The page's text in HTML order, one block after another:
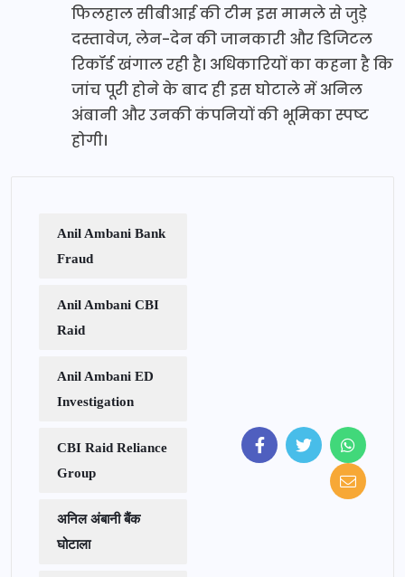
फिलहाल सीबीआई की टीम इस मामले से जुड़े
दस्तावेज, लेन-देन की जानकारी और डिजिटल
रिकॉर्ड खंगाल रही है। अधिकारियों का कहना है कि
जांच पूरी होने के बाद ही इस घोटाले में अनिल
अंबानी और उनकी कंपनियों की भूमिका स्पष्ट
होगी।
Anil Ambani Bank
Fraud
Anil Ambani CBI
Raid
Anil Ambani ED
Investigation
CBI Raid Reliance
Group
अनिल अंबानी बैंक
घोटाला